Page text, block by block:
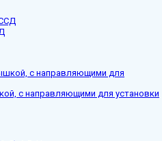
с направляющими для установки